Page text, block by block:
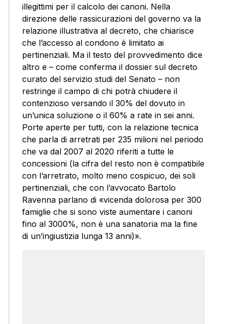
illegittimi per il calcolo dei canoni. Nella
direzione delle rassicurazioni del governo va la
relazione illustrativa al decreto, che chiarisce
che l’accesso al condono è limitato ai
pertinenziali. Ma il testo del provvedimento dice
altro e – come conferma il dossier sul decreto
curato del servizio studi del Senato – non
restringe il campo di chi potrà chiudere il
contenzioso versando il 30% del dovuto in
un’unica soluzione o il 60% a rate in sei anni.
Porte aperte per tutti, con la relazione tecnica
che parla di arretrati per 235 milioni nel periodo
che va dal 2007 al 2020 riferiti a tutte le
concessioni (la cifra del resto non è compatibile
con l’arretrato, molto meno cospicuo, dei soli
pertinenziali, che con l’avvocato Bartolo
Ravenna parlano di «vicenda dolorosa per 300
famiglie che si sono viste aumentare i canoni
fino al 3000%, non è una sanatoria ma la fine
di un’ingiustizia lunga 13 anni)».